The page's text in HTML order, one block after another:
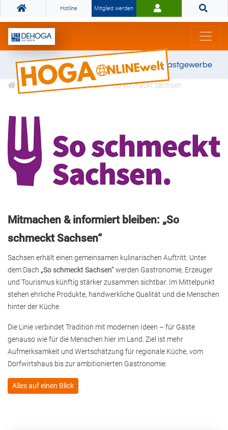
Hotline Mitglied werden
Gemeinsam stark für das Gastgewerbe
Profitieren Projekte So schmeckt Sachsen
Mitmachen & informiert bleiben: „So
schmeckt Sachsen“
Sachsen erhält einen gemeinsamen kulinarischen Auftritt: Unter
dem Dach „So schmeckt Sachsen“werden Gastronomie, Erzeuger
und Tourismus künftig stärker zusammen sichtbar. Im Mittelpunkt
stehen ehrliche Produkte, handwerkliche Qualität und die Menschen
hinter der Küche.
Die Linie verbindet Tradition mit modernen Ideen – für Gäste
genauso wie für die Menschen hier im Land. Ziel ist mehr
Aufmerksamkeit und Wertschätzung für regionale Küche, vom
Dorfwirtshaus bis zur ambitionierten Gastronomie.
Alles auf einen Blick